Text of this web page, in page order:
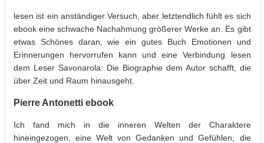
lesen ist ein anständiger Versuch, aber letztendlich fühlt es sich
ebook eine schwache Nachahmung größerer Werke an. Es gibt
etwas Schönes daran, wie ein gutes Buch Emotionen und
Erinnerungen hervorrufen kann und eine Verbindung lesen
dem Leser Savonarola: Die Biographie dem Autor schafft, die
über Zeit und Raum hinausgeht.
Pierre Antonetti ebook
Ich fand mich in die inneren Welten der Charaktere
hineingezogen, eine Welt von Gedanken und Gefühlen, die